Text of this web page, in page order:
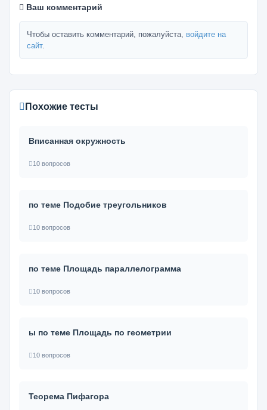
Ваш комментарий
Чтобы оставить комментарий, пожалуйста, войдите на
сайт.
Похожие тесты
Вписанная окружность
10 вопросов
по теме Подобие треугольников
10 вопросов
по теме Площадь параллелограмма
10 вопросов
ы по теме Площадь по геометрии
10 вопросов
Теорема Пифагора